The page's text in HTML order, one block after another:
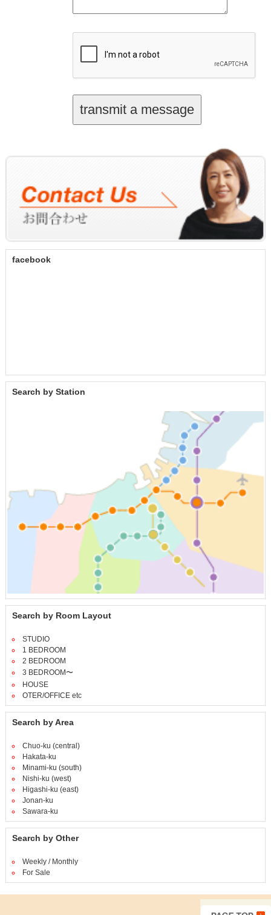
facebook
Search by Station
Search by Room Layout
STUDIO
1 BEDROOM
2 BEDROOM
3 BEDROOM〜
HOUSE
OTER/OFFICE etc
Search by Area
Chuo-ku (central)
Hakata-ku
Minami-ku (south)
Nishi-ku (west)
Higashi-ku (east)
Jonan-ku
Sawara-ku
Search by Other
Weekly / Monthly
For Sale